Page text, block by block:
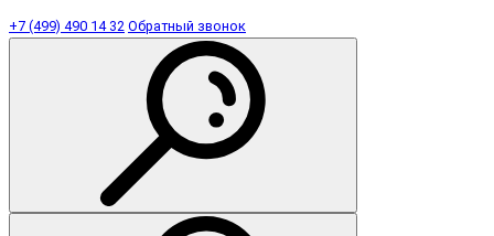
+7 (499) 490 14 32 Обратный звонок